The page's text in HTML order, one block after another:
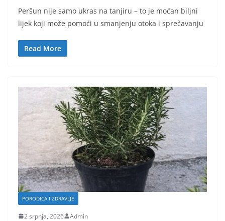
Peršun nije samo ukras na tanjiru – to je moćan biljni
lijek koji može pomoći u smanjenju otoka i sprečavanju
Read More
PORODICA I ZDRAVLJE
2 srpnja, 2026 Admin